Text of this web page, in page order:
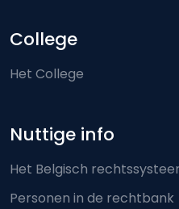
College
Het College
Nuttige info
Het Belgisch
Personen in de rechtbank